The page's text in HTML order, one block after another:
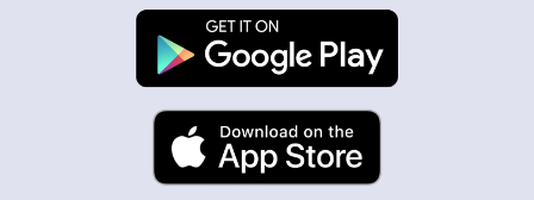
হাসিনার বক্তব্য প্রচারে ভারতের সমর্থন
জুলাই গণঅভ্যুত্থানে আহত যোদ্ধা
মিতুর খোঁজ নিলেন প্রধানমন্ত্রী